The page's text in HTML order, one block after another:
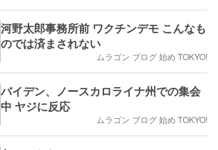
河野太郎事務所前 ワクチンデモ こんなも
のでは済まされない
ムラゴン ブログ 始め TOKYO!
バイデン、ノースカロライナ州での集会
中 ヤジに反応
ムラゴン ブログ 始め TOKYO!